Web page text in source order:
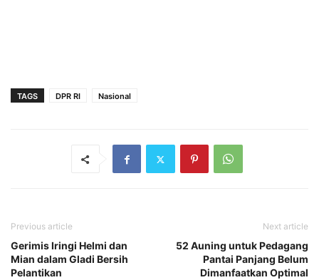
TAGS DPR RI Nasional
Previous article
Gerimis Iringi Helmi dan
Mian dalam Gladi Bersih
Pelantikan
Next article
52 Auning untuk Pedagang
Pantai Panjang Belum
Dimanfaatkan Optimal